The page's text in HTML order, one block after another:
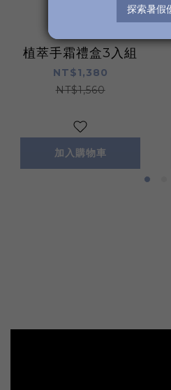
植萃手霜禮盒3入組
NT$1,380
NT$1,560
加入購物車